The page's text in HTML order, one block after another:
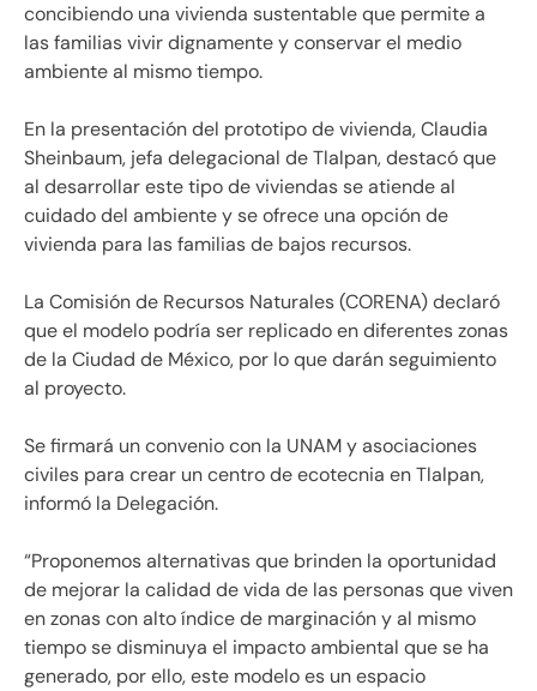
concibiendo una vivienda sustentable que permite a
las familias vivir dignamente y conservar el medio
ambiente al mismo tiempo.
En la presentación del prototipo de vivienda, Claudia
Sheinbaum, jefa delegacional de Tlalpan, destacó que
al desarrollar este tipo de viviendas se atiende al
cuidado del ambiente y se ofrece una opción de
vivienda para las familias de bajos recursos.
La Comisión de Recursos Naturales (CORENA) declaró
que el modelo podría ser replicado en diferentes zonas
de la Ciudad de México, por lo que darán seguimiento
al proyecto.
Se firmará un convenio con la UNAM y asociaciones
civiles para crear un centro de ecotecnia en Tlalpan,
informó la Delegación.
“Proponemos alternativas que brinden la oportunidad
de mejorar la calidad de vida de las personas que viven
en zonas con alto índice de marginación y al mismo
tiempo se disminuya el impacto ambiental que se ha
generado, por ello, este modelo es un espacio